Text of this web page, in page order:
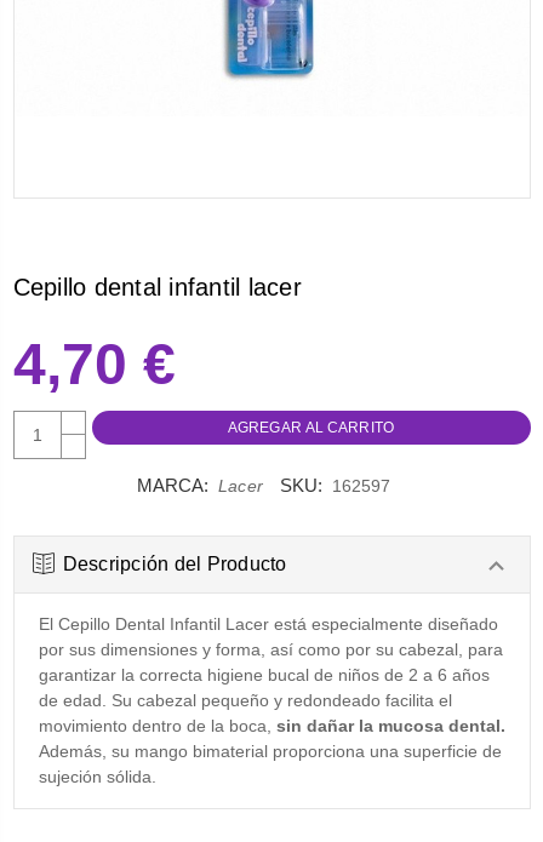
Cepillo dental infantil lacer
4,70 €
AUMENTAR
CANTIDAD:
DISMINUIR
MARCA: Lacer SKU: 162597
Descripción del Producto
El Cepillo Dental Infantil Lacer está especialmente diseñado
por sus dimensiones y forma, así como por su cabezal, para
garantizar la correcta higiene bucal de niños de 2 a 6 años
de edad. Su cabezal pequeño y redondeado facilita el
movimiento dentro de la boca, sin dañar la mucosa dental.
Además, su mango bimaterial proporciona una superficie de
sujeción sólida.